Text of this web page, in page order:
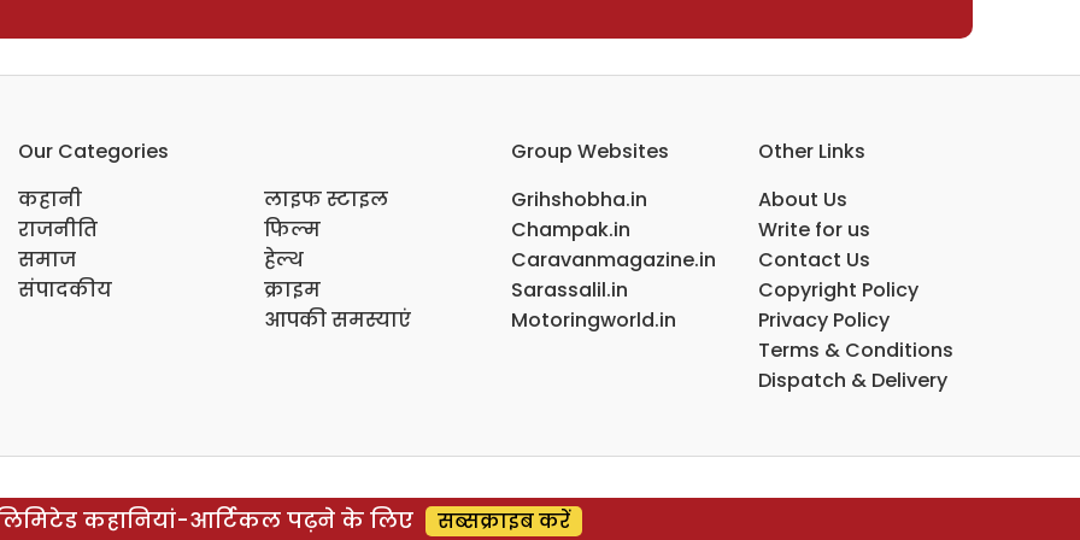
Our Categories
कहानी
राजनीति
समाज
संपादकीय
लाइफ स्टाइल
फिल्म
हेल्थ
क्राइम
आपकी समस्याएं
Group Websites
Grihshobha.in
Champak.in
Caravanmagazine.in
Sarassalil.in
Motoringworld.in
Other Links
About Us
Write for us
Contact Us
Copyright Policy
Privacy Policy
Terms & Conditions
Dispatch & Delivery
कहानियां-आर्टिकल पढ़ने के लिए सब्सक्राइब करें